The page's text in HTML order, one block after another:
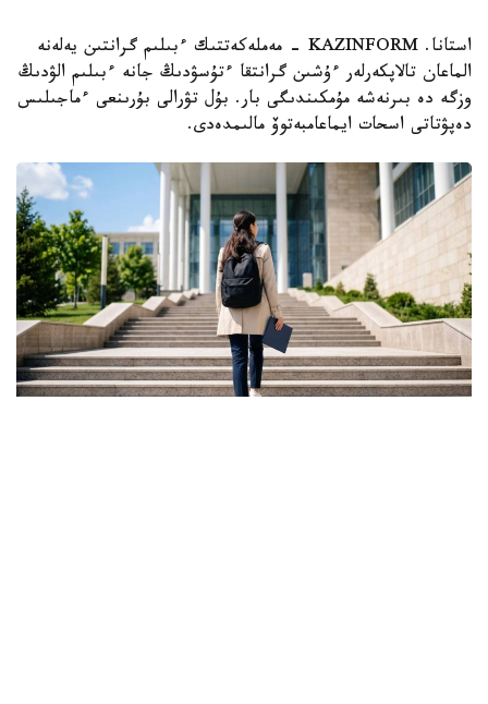
استانا. KAZINFORM - مەملەكەتتىك ءبىلىم گرانتىن يەلەنە
الماعان تالاپكەرلەر ءۇشىن گرانتقا ءتۇسۋدىڭ جانە ءبىلىم الۋدىڭ
وزگە دە بىرنەشە مۇمكىندىگى بار. بۇل تۋرالى بۇرىنعى ءماجىلىس
دەپۋتاتى اسحات ايماعامبەتوۆ مالىمدەدى.